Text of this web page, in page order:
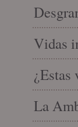
Vidas
¿Estas
La